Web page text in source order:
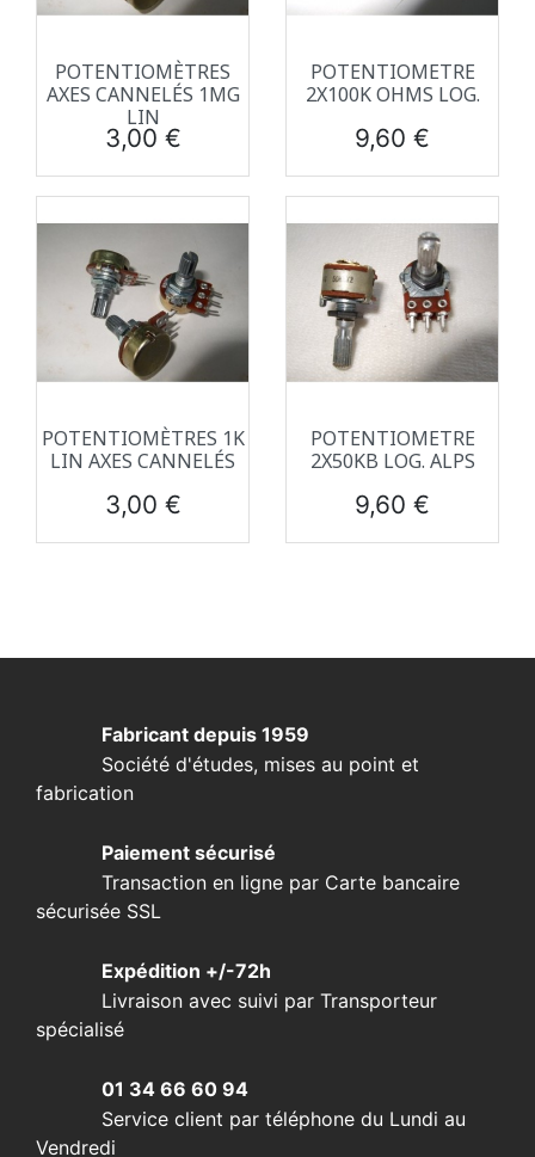
POTENTIOMÈTRES
AXES CANNELÉS 1MG
LIN
Prix
3,00 €
POTENTIOMETRE
2X100K OHMS LOG.
Prix
9,60 €
POTENTIOMÈTRES 1K
LIN AXES CANNELÉS
Prix
3,00 €
POTENTIOMETRE
2X50KB LOG. ALPS
Prix
9,60 €
Fabricant depuis 1959
Société d'études, mises au point et
fabrication
Paiement sécurisé
Transaction en ligne par Carte bancaire
sécurisée SSL
Expédition +/-72h
Livraison avec suivi par Transporteur
spécialisé
01 34 66 60 94
Service client par téléphone du Lundi au
Vendredi